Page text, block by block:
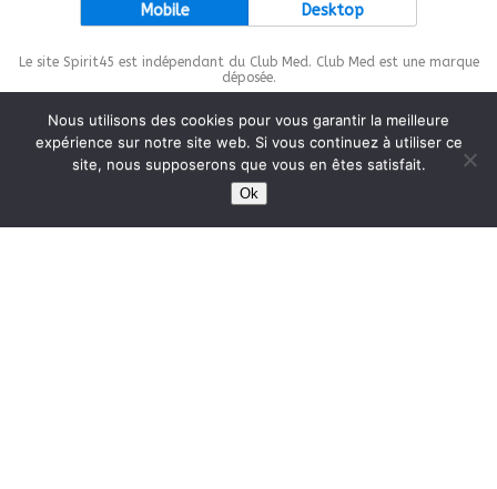
Mobile Desktop
Le site Spirit45 est indépendant du Club Med. Club Med est une marque
déposée.
This site is protected by
Nous utilisons des cookies pour vous garantir la meilleure
expérience sur notre site web. Si vous continuez à utiliser ce
site, nous supposerons que vous en êtes satisfait.
Ok